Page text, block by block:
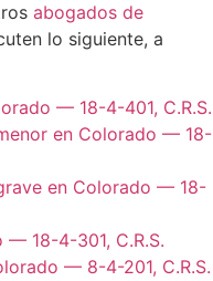
abogados de
lo siguiente, a
— 18-4-401, C.R.S.
en Colorado — 18-
en Colorado — 18-
— 18-4-301, C.R.S.
— 8-4-201, C.R.S.